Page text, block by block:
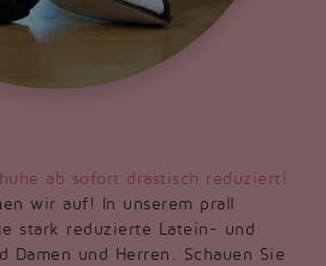
ab sofort drastisch reduziert!
wir auf! In unserem prall
stark reduzierte Latein- und
Damen und Herren. Schauen Sie